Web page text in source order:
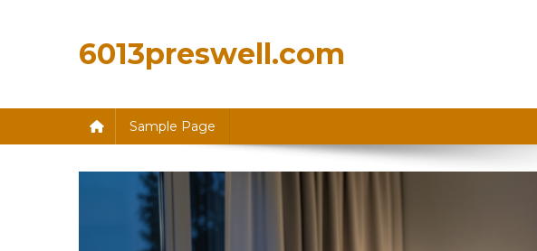
6013preswell.com
Sample Page